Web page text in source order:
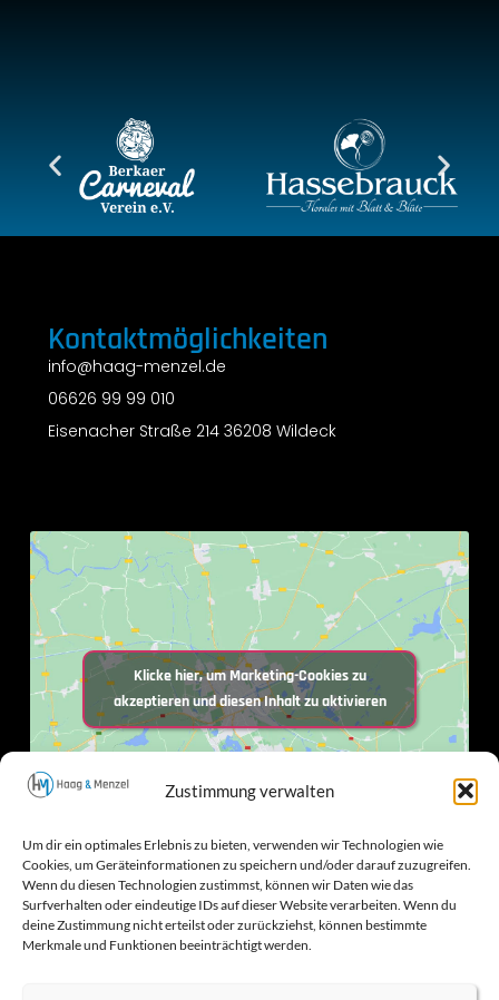
Zustimmung verwalten
Um dir ein optimales Erlebnis zu bieten, verwenden wir Technologien wie
Cookies, um Geräteinformationen zu speichern und/oder darauf zuzugreifen.
Wenn du diesen Technologien zustimmst, können wir Daten wie das
Surfverhalten oder eindeutige IDs auf dieser Website verarbeiten. Wenn du
deine Zustimmung nicht erteilst oder zurückziehst, können bestimmte
Merkmale und Funktionen beeinträchtigt werden.
Kontaktmöglichkeiten
info@haag-menzel.de
06626 99 99 010
Eisenacher Straße 214 36208 Wildeck
Klicke hier, um Marketing-Cookies zu
akzeptieren und diesen Inhalt zu aktivieren